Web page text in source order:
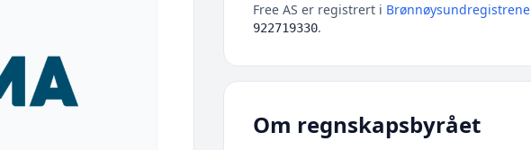
Free AS er registrert i Brønnøysundregistrene
922719330.
Om regnskapsbyrået